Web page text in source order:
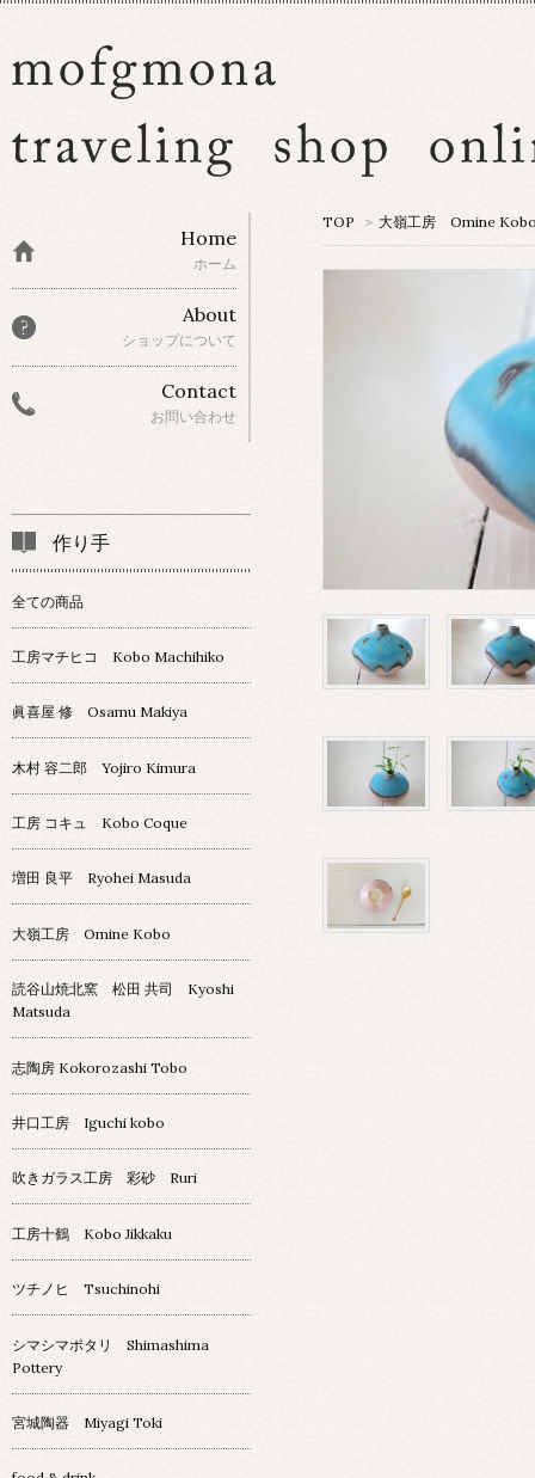
TOP > 大嶺工房 Omine
Home
ホーム
About
ショップについて
Contact
お問い合わせ
作り手
全ての商品
工房マチヒコ Kobo Machihiko
眞喜屋 修 Osamu Makiya
木村 容二郎 Yojiro Kimura
工房 コキュ Kobo Coque
増田 良平 Ryohei Masuda
大嶺工房 Omine Kobo
読谷山焼北窯 松田 共司 Kyoshi
Matsuda
志陶房 Kokorozashi Tobo
井口工房 Iguchi kobo
吹きガラス工房 彩砂 Ruri
工房十鶴 Kobo Jikkaku
ツチノヒ Tsuchinohi
シマシマポタリ Shimashima
Pottery
宮城陶器 Miyagi Toki